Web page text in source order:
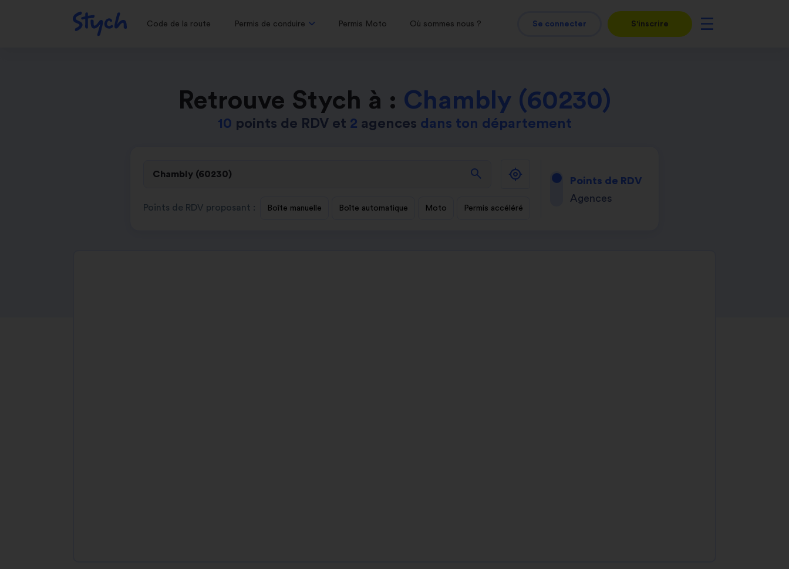
Code de la route Permis de conduire Permis Moto Où sommes nous ? Se connecter S'inscrire
Retrouve Stych à : Chambly (60230)
10 points de RDV et 2 agences dans ton département
search
Points de RDV proposant : Boîte manuelle Boîte automatique Moto Permis accéléré
Points de RDV
Agences